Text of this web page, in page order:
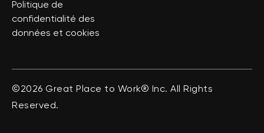
Politique de
confidentialité des
données et cookies
©2026 Great Place to Work® Inc. All Rights
Reserved.